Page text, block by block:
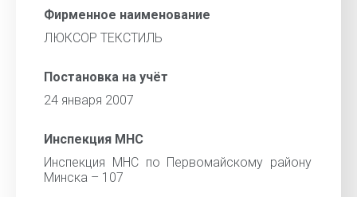
Фирменное наименование
ЛЮКСОР ТЕКСТИЛЬ
Постановка на учёт
24 января 2007
Инспекция МНС
Инспекция МНС по Первомайскому району
Минска – 107